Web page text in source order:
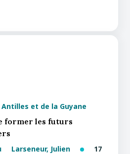
et de la Guyane
former les futurs
Larseneur, Julien
17